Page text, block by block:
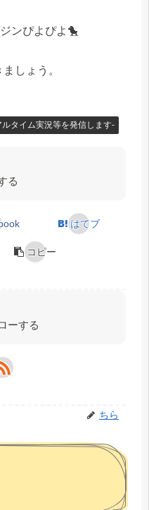
ンぴよぴよ🐤
しょう。
タイム実況等を発信します-
る
はてブ
コピー
ーする
ちら